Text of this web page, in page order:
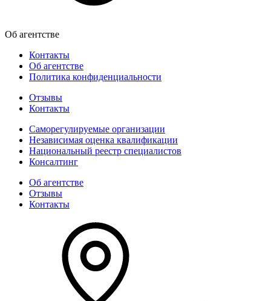
Об агентстве
Контакты
Об агентстве
Политика конфиденциальности
Отзывы
Контакты
Саморегулируемые организации
Независимая оценка квалификации
Национальный реестр специалистов
Консалтинг
Об агентстве
Отзывы
Контакты